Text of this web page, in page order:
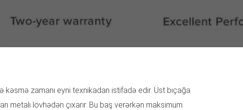
kəsmə zamanı eyni texnikadan istifadə edir. Üst bıçağa
metalı lövhədən çıxarır. Bu baş verərkən maksimum